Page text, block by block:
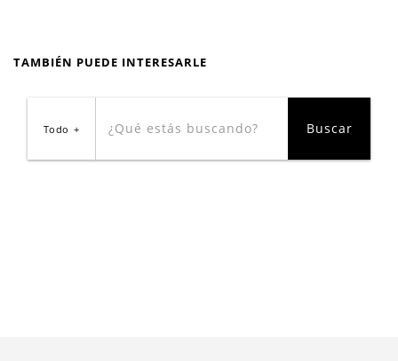
TAMBIÉN PUEDE INTERESARLE
Todo